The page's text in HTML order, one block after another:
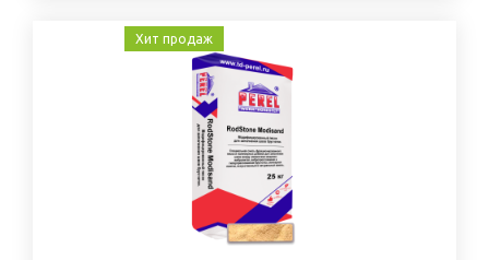
Хит продаж